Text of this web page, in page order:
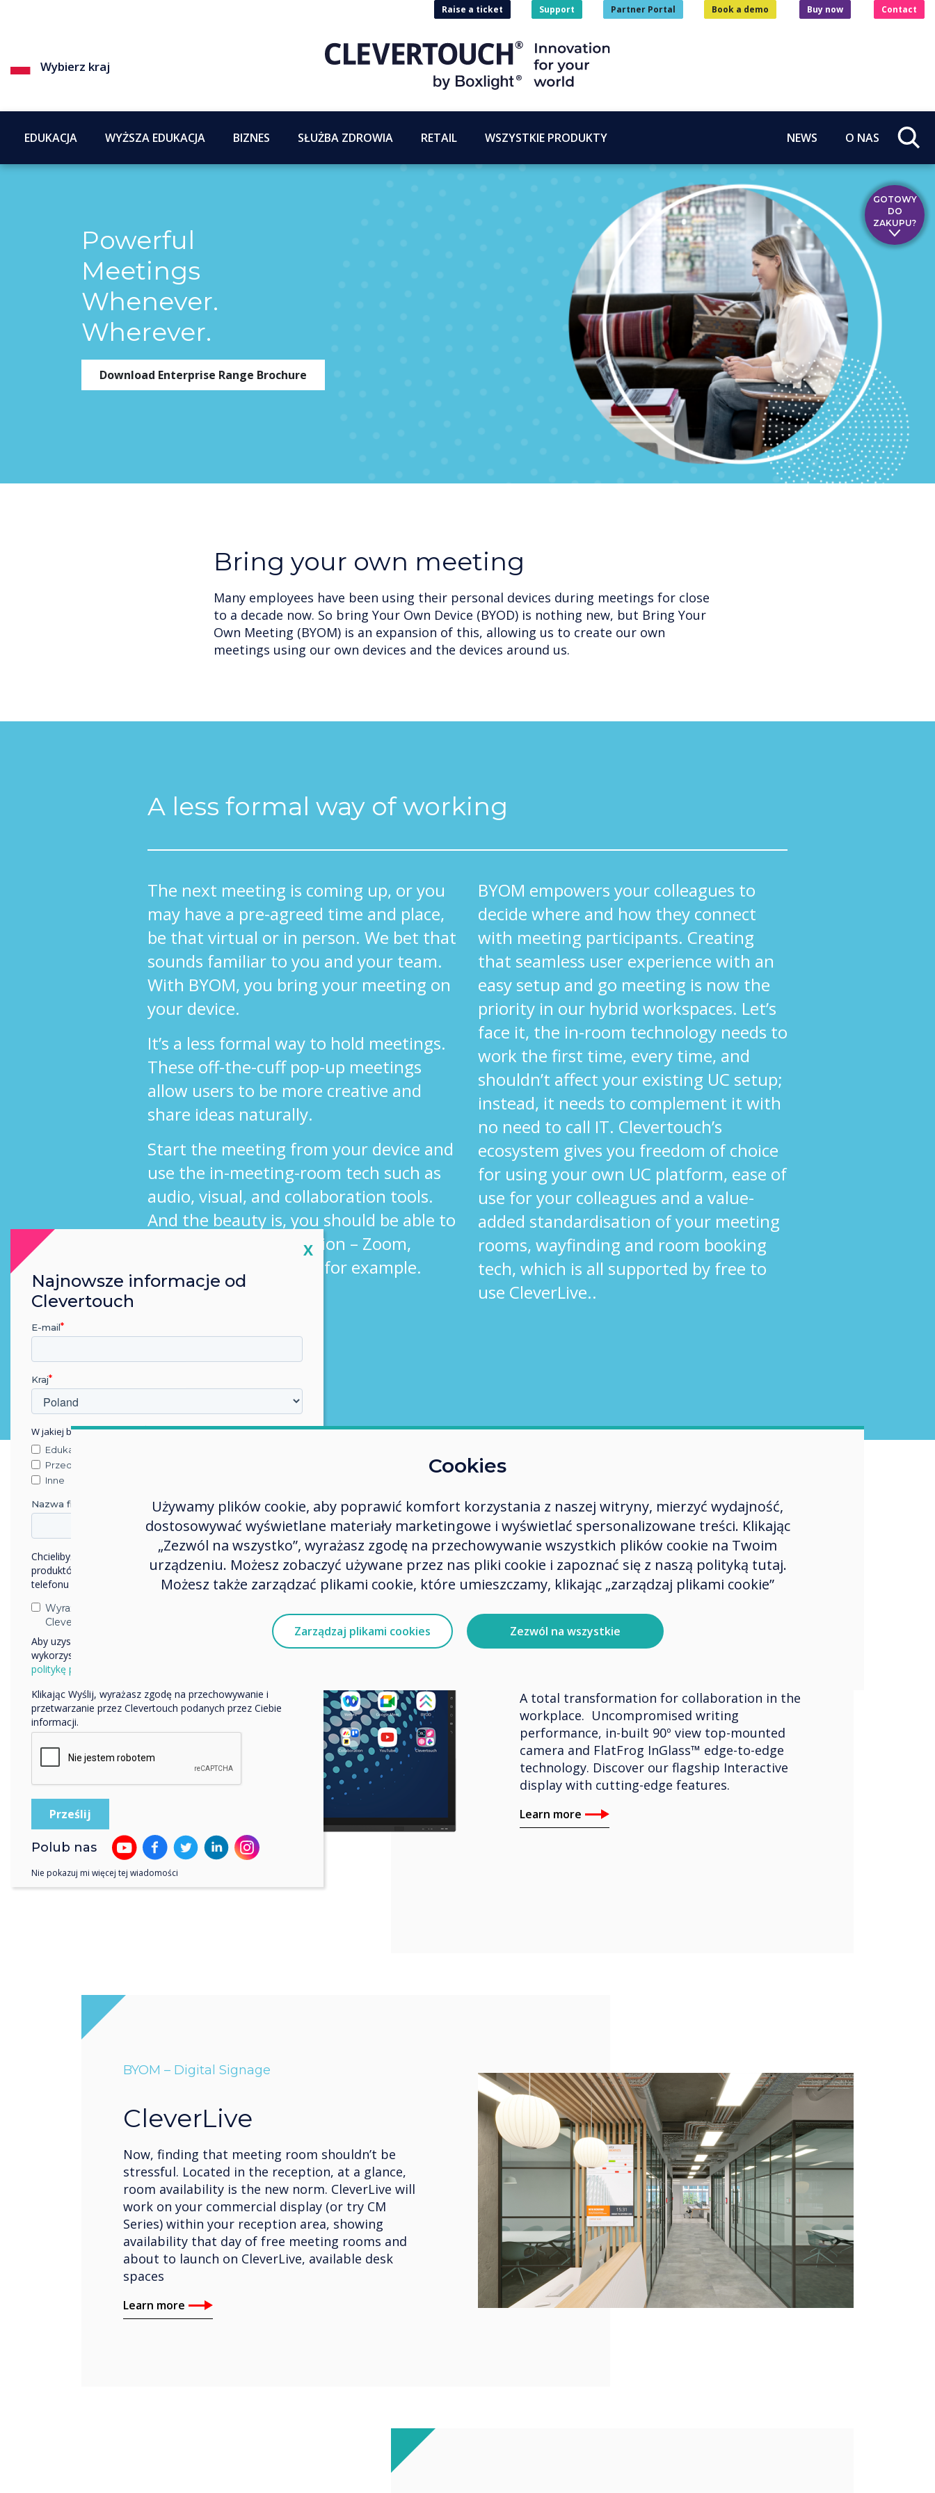
Wybierz kraj
Raise a ticket Support Partner Portal Book a demo Buy now Contact
EDUKACJA WYŻSZA EDUKACJA BIZNES SŁUŻBA ZDROWIA RETAIL WSZYSTKIE PRODUKTY NEWS O NAS
Powerful
Meetings
Whenever.
Wherever.
Download Enterprise Range Brochure
Bring your own meeting
Many employees have been using their personal devices during meetings for close
to a decade now. So bring Your Own Device (BYOD) is nothing new, but Bring Your
Own Meeting (BYOM) is an expansion of this, allowing us to create our own
meetings using our own devices and the devices around us.
A less formal way of working
The next meeting is coming up, or you
may have a pre-agreed time and place,
be that virtual or in person. We bet that
sounds familiar to you and your team.
With BYOM, you bring your meeting on
your device.
It’s a less formal way to hold meetings.
These off-the-cuff pop-up meetings
allow users to be more creative and
share ideas naturally.
Start the meeting from your device and
use the in-meeting-room tech such as
audio, visual, and collaboration tools.
And the beauty is, you should be able to
use your own UC solution – Zoom,
Teams, Codex, Webex, for example.
BYOM empowers your colleagues to
decide where and how they connect
with meeting participants. Creating
that seamless user experience with an
easy setup and go meeting is now the
priority in our hybrid workspaces. Let’s
face it, the in-room technology needs to
work the first time, every time, and
shouldn’t affect your existing UC setup;
instead, it needs to complement it with
no need to call IT. Clevertouch’s
ecosystem gives you freedom of choice
for using your own UC platform, ease of
use for your colleagues and a value-
added standardisation of your meeting
rooms, wayfinding and room booking
tech, which is all supported by free to
use CleverLive..
BYOM – Interactive Displays
A total transformation for collaboration in the
workplace. Uncompromised writing
performance, in-built 90º view top-mounted
camera and FlatFrog InGlass™ edge-to-edge
technology. Discover our flagship Interactive
display with cutting-edge features.
Learn more
BYOM – Digital Signage
CleverLive
Now, finding that meeting room shouldn’t be
stressful. Located in the reception, at a glance,
room availability is the new norm. CleverLive will
work on your commercial display (or try CM
Series) within your reception area, showing
availability that day of free meeting rooms and
about to launch on CleverLive, available desk
spaces
Learn more
GOTOWY
DO
ZAKUPU?
Cookies
Używamy plików cookie, aby poprawić komfort korzystania z naszej witryny, mierzyć wydajność,
dostosowywać wyświetlane materiały marketingowe i wyświetlać spersonalizowane treści. Klikając
„Zezwól na wszystko”, wyrażasz zgodę na przechowywanie wszystkich plików cookie na Twoim
urządzeniu. Możesz zobaczyć używane przez nas pliki cookie i zapoznać się z naszą polityką tutaj.
Możesz także zarządzać plikami cookie, które umieszczamy, klikając „zarządzaj plikami cookie”
Zarządzaj plikami cookies Zezwól na wszystkie
Close
X
Najnowsze informacje od
Clevertouch
E-mail
Kraj
W jakiej branży pracujesz?
Edukacja
Przedsiębiorstwo
Inne
Nazwa firmy
Chcielibyśmy się z Tobą skontaktować w sprawie naszych
produktów i usług za pośrednictwem poczty elektronicznej,
telefonu lub poczty.
Wyrażam zgodę na otrzymywanie informacji od
Clevertouch.
Aby uzyskać informacje o tym, jak gromadzimy i
wykorzystujemy Twoje dane osobowe, odwiedź naszą
politykę prywatności.
Klikając Wyślij, wyrażasz zgodę na przechowywanie i
przetwarzanie przez Clevertouch podanych przez Ciebie
informacji.
Polub nas
Nie pokazuj mi więcej tej wiadomości